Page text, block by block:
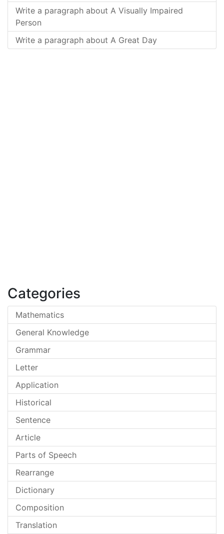
Write a paragraph about A Visually Impaired
Person
Write a paragraph about A Great Day
Categories
Mathematics
General Knowledge
Grammar
Letter
Application
Historical
Sentence
Article
Parts of Speech
Rearrange
Dictionary
Composition
Translation